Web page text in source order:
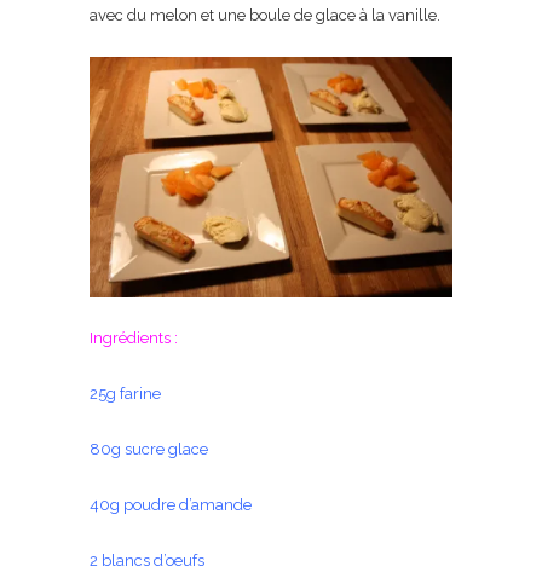
avec du melon et une boule de glace à la vanille.
Ingrédients :
25g farine
80g sucre glace
40g poudre d’amande
2 blancs d’oeufs